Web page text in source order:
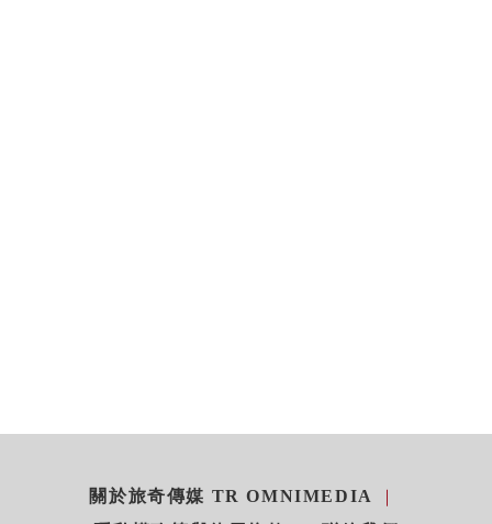
關於旅奇傳媒 TR OMNIMEDIA